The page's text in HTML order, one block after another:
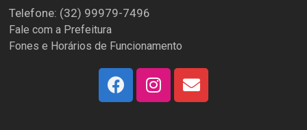
Espera Feliz Antigamente
e-Nota
Secretaria de Esportes
Secretarias e Diretorias
Secretaria de Turismo
Telefone: (32) 99979-7496
Fale com a Prefeitura
Fones e Horários de Funcionamento